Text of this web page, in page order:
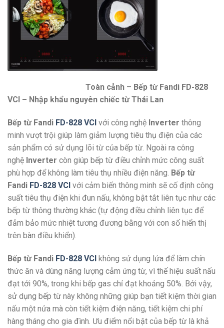
Toàn cảnh – Bếp từ Fandi FD-828
VCI – Nhập khẩu nguyên chiếc từ Thái Lan
Bếp từ Fandi FD-828 VCI với công nghệ Inverter thông
minh vượt trội giúp làm giảm lượng tiêu thụ điện của các
sản phẩm có sử dụng lõi từ của bếp từ. Ngoài ra công
nghệ Inverter còn giúp bếp từ điều chỉnh mức công suất
phù hợp để không làm tiêu thụ nhiều điện năng. Bếp từ
Fandi FD-828 VCI với cảm biến thông minh sẽ cố định công
suất tiêu thụ điện khi đun nấu, không bật tắt liên tục như các
bếp từ thông thường khác (tự động điều chỉnh liên tục để
đảm bảo mức nhiệt tương đương bằng với con số hiển thị
trên bàn điều khiển).
Bếp từ Fandi FD-828 VCI không sử dụng lửa để làm chín
thức ăn và dùng năng lượng cảm ứng từ, vì thế hiệu suất nấu
đạt tới 90%, trong khi bếp gas chỉ đạt khoảng 50%. Bởi vậy,
sử dụng bếp từ này không những giúp bạn tiết kiệm thời gian
nấu một nửa mà còn tiết kiệm điện năng, tiết kiệm chi phí
hàng tháng cho gia đình. Ưu điểm nổi bật của bếp từ là khả